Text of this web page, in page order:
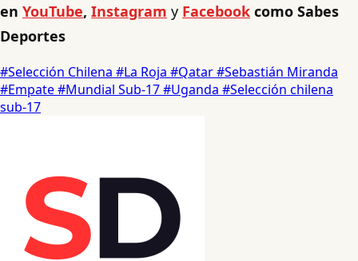
en YouTube, Instagram y Facebook como Sabes
Deportes
#Selección Chilena #La Roja #Qatar#Sebastián Miranda
#Empate#Mundial Sub-17#Uganda #Selección chilena
sub-17